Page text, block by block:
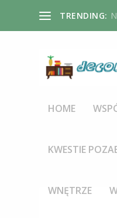
TRENDING:
HOME
KWESTIE
WNĘTRZE